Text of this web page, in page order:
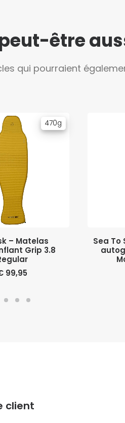
être
qui pourraient
470g
AU PANIER
– Matelas
Grip 3.8
99,95
Sea To
client